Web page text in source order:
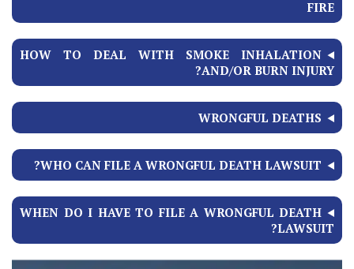
FIRE
HOW TO DEAL WITH SMOKE INHALATION
AND/OR BURN INJURY?
WRONGFUL DEATHS
WHO CAN FILE A WRONGFUL DEATH LAWSUIT?
WHEN DO I HAVE TO FILE A WRONGFUL DEATH
LAWSUIT?